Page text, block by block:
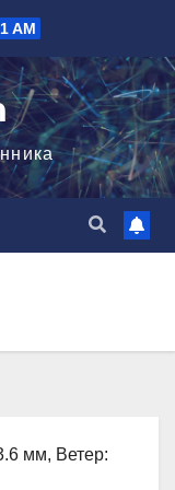
AM
мм, Ветер: